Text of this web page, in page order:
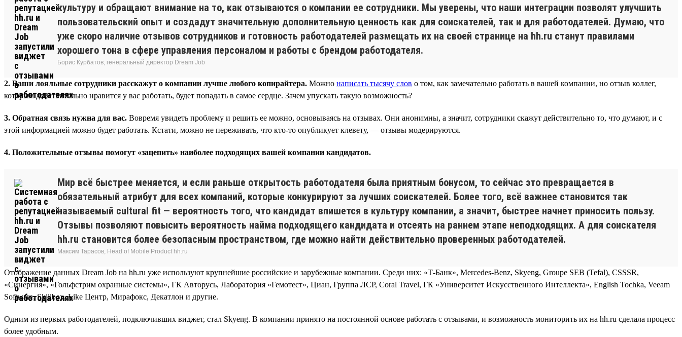
культуру и обращают внимание на то, как отзываются о компании ее сотрудники. Мы уверены, что наши интеграции позволят улучшить
пользовательский опыт и создадут значительную дополнительную ценность как для соискателей, так и для работодателей. Думаю, что
уже скоро наличие отзывов сотрудников и готовность работодателей размещать их на своей странице на hh.ru станут правилами
хорошего тона в сфере управления персоналом и работы с брендом работодателя.
Борис Курбатов, генеральный директор Dream Job
2. Ваши лояльные сотрудники расскажут о компании лучше любого копирайтера. Можно написать тысячу слов о том, как замечательно работать в вашей компании, но отзыв коллег,
которым действительно нравится у вас работать, будет попадать в самое сердце. Зачем упускать такую возможность?
3. Обратная связь нужна для вас. Вовремя увидеть проблему и решить ее можно, основываясь на отзывах. Они анонимны, а значит, сотрудники скажут действительно то, что думают, и с
этой информацией можно будет работать. Кстати, можно не переживать, что кто-то опубликует клевету, — отзывы модерируются.
4. Положительные отзывы помогут «зацепить» наиболее подходящих вашей компании кандидатов.
Мир всё быстрее меняется, и если раньше открытость работодателя была приятным бонусом, то сейчас это превращается в
обязательный атрибут для всех компаний, которые конкурируют за лучших соискателей. Более того, всё важнее становится так
называемый cultural fit — вероятность того, что кандидат впишется в культуру компании, а значит, быстрее начнет приносить пользу.
Отзывы позволяют повысить вероятность найма подходящего кандидата и отсеять на раннем этапе неподходящих. А для соискателя
hh.ru становится более безопасным пространством, где можно найти действительно проверенных работодателей.
Максим Тарасов, Head of Mobile Product hh.ru
Отображение данных Dream Job на hh.ru уже используют крупнейшие российские и зарубежные компании. Среди них: «Т-Банк», Mercedes-Benz, Skyeng, Groupe SEB (Tefal), CSSSR,
«Синергия», «Гольфстрим охранные системы», ГК Авторусь, Лаборатория «Гемотест», Циан, Группа ЛСР, Coral Travel, ГК «Университет Искусственного Интеллекта», English Tochka, Veeam
Software, Skillbox, Like Центр, Мирафокс, Декатлон и другие.
Одним из первых работодателей, подключивших виджет, стал Skyeng. В компании принято на постоянной основе работать с отзывами, и возможность мониторить их на hh.ru сделала процесс
более удобным.